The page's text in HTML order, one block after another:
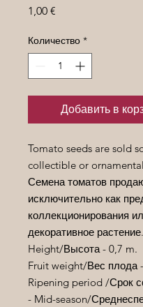
1,00 €
Количество *
Добавить в
Tomato seeds are sold
collectible or
Семена томатов
исключительно как
коллекционирования
декоративное растение.
Height/Высота- 0,7 m.
Fruit weight/Вес плода-
Ripening period /Срок
- Mid-season/